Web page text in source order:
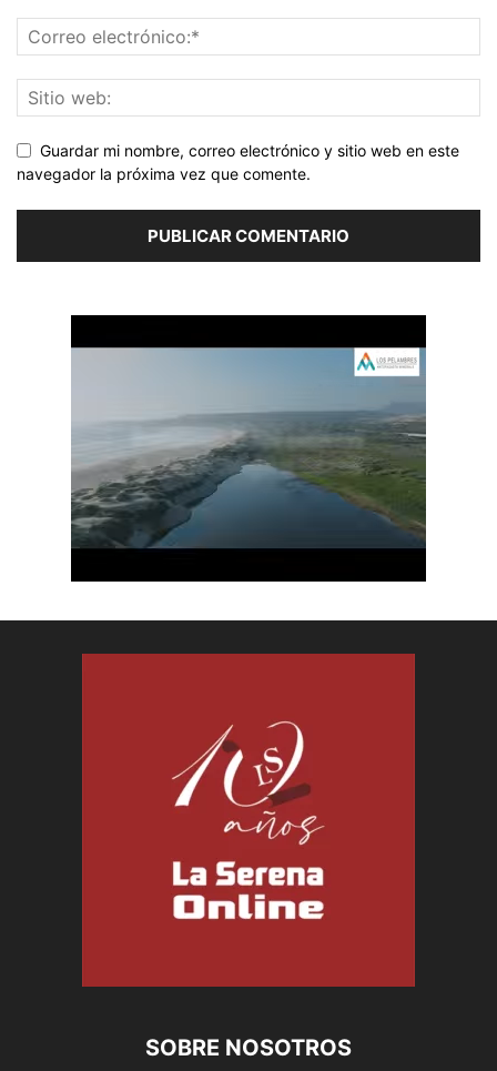
Guardar mi nombre, correo electrónico y sitio web en este
navegador la próxima vez que comente.
SOBRE NOSOTROS